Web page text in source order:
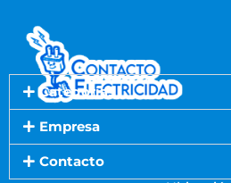
Categorías
Empresa
Contacto